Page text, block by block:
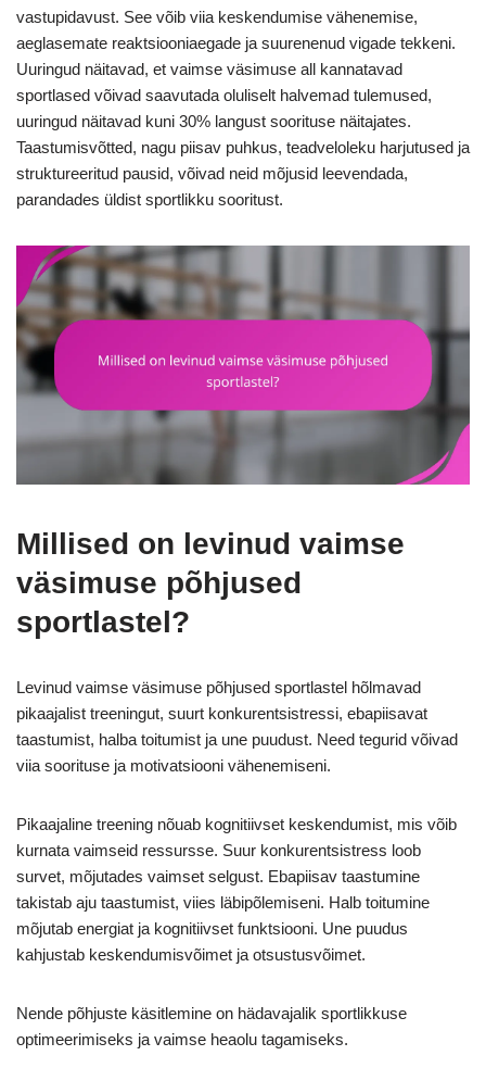
vastupidavust. See võib viia keskendumise vähenemise,
aeglasemate reaktsiooniaegade ja suurenenud vigade tekkeni.
Uuringud näitavad, et vaimse väsimuse all kannatavad
sportlased võivad saavutada oluliselt halvemad tulemused,
uuringud näitavad kuni 30% langust soorituse näitajates.
Taastumisvõtted, nagu piisav puhkus, teadveloleku harjutused ja
struktureeritud pausid, võivad neid mõjusid leevendada,
parandades üldist sportlikku sooritust.
Millised on levinud vaimse
väsimuse põhjused
sportlastel?
Levinud vaimse väsimuse põhjused sportlastel hõlmavad
pikaajalist treeningut, suurt konkurentsistressi, ebapiisavat
taastumist, halba toitumist ja une puudust. Need tegurid võivad
viia soorituse ja motivatsiooni vähenemiseni.
Pikaajaline treening nõuab kognitiivset keskendumist, mis võib
kurnata vaimseid ressursse. Suur konkurentsistress loob
survet, mõjutades vaimset selgust. Ebapiisav taastumine
takistab aju taastumist, viies läbipõlemiseni. Halb toitumine
mõjutab energiat ja kognitiivset funktsiooni. Une puudus
kahjustab keskendumisvõimet ja otsustusvõimet.
Nende põhjuste käsitlemine on hädavajalik sportlikkuse
optimeerimiseks ja vaimse heaolu tagamiseks.